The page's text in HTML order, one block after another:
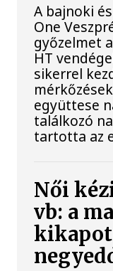
A bajnoki
One
győzelmet
HT
sikerrel
együttese
találkozó
tartotta az
Női
vb: a